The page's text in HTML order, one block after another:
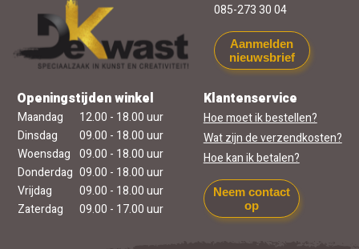
085-273 30 04
Aanmelden
nieuwsbrief
Openingstijden winkel
Maandag
12.00 - 18.00 uur
Dinsdag
09.00 - 18.00 uur
Woensdag 09.00 - 18.00 uur
Donderdag 09.00 - 18.00 uur
Vrijdag
09.00 - 18.00 uur
Zaterdag
09.00 - 17.00 uur
Klantenservice
Hoe moet ik bestellen?
Wat zijn de verzendkosten?
Hoe kan ik betalen?
Neem contact
op